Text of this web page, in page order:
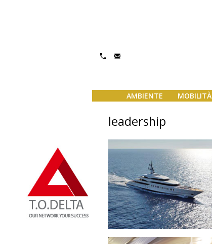
AMBIENTE MOBILITÀ
leadership